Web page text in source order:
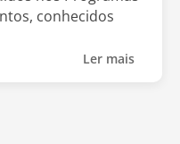
conhecidos
Ler mais